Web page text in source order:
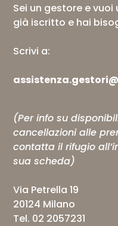
Sei un gestore e
già iscritto e hai
Scrivi a:
(Per info su
cancellazioni alle
contatta il rifugio
sua scheda)
Via Petrella 19
20124 Milano
Tel. 02 2057231